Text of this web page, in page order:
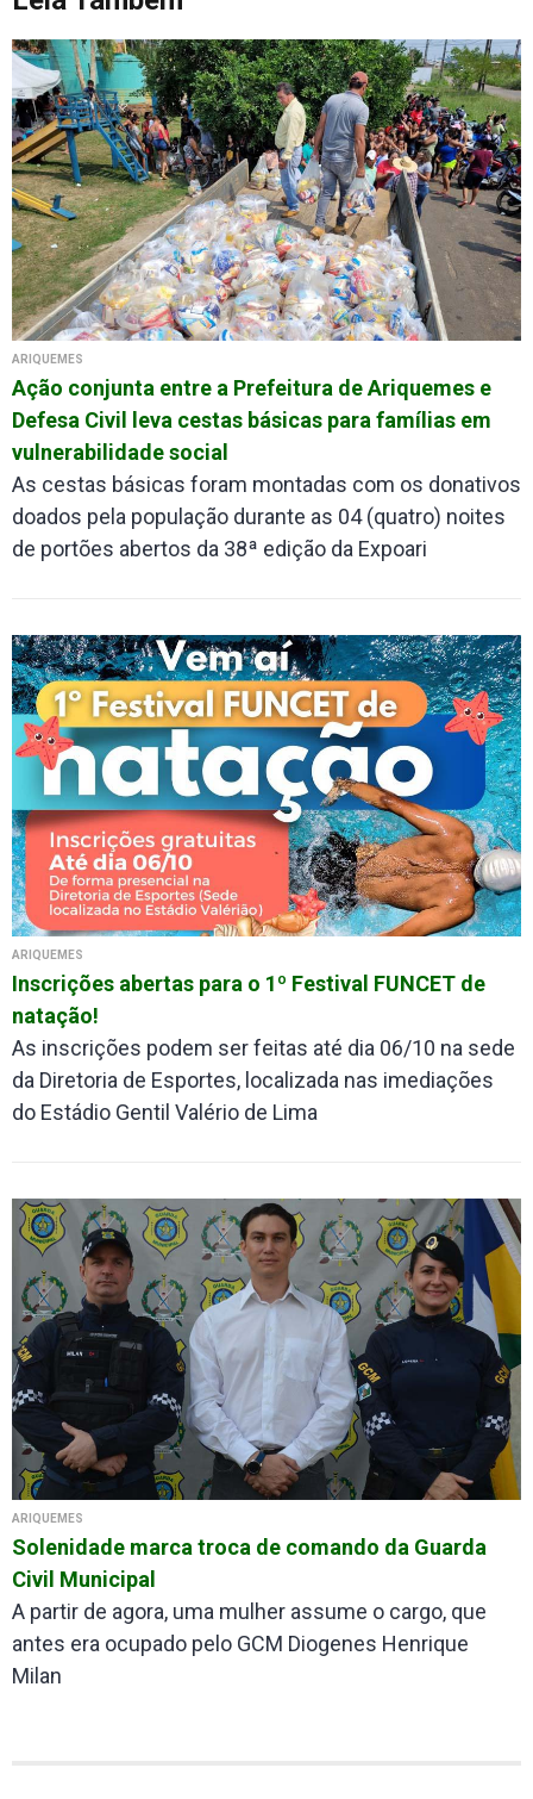
ARIQUEMES
Ação conjunta entre a Prefeitura de Ariquemes e
Defesa Civil leva cestas básicas para famílias em
vulnerabilidade social
As cestas básicas foram montadas com os donativos
doados pela população durante as 04 (quatro) noites
de portões abertos da 38ª edição da Expoari
ARIQUEMES
Inscrições abertas para o 1º Festival FUNCET de
natação!
As inscrições podem ser feitas até dia 06/10 na sede
da Diretoria de Esportes, localizada nas imediações
do Estádio Gentil Valério de Lima
ARIQUEMES
Solenidade marca troca de comando da Guarda
Civil Municipal
A partir de agora, uma mulher assume o cargo, que
antes era ocupado pelo GCM Diogenes Henrique
Milan